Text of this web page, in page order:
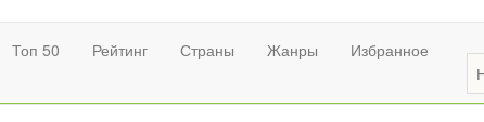
Топ 50 Рейтинг Страны Жанры Избранное